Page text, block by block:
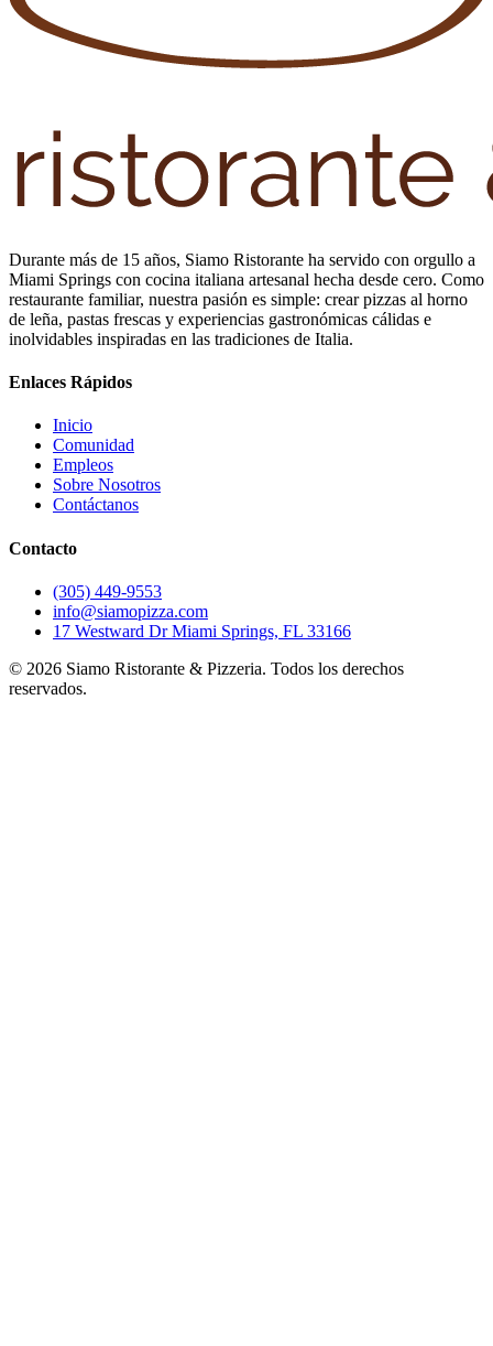
Durante más de 15 años, Siamo Ristorante ha servido con orgullo a
Miami Springs con cocina italiana artesanal hecha desde cero. Como
restaurante familiar, nuestra pasión es simple: crear pizzas al horno
de leña, pastas frescas y experiencias gastronómicas cálidas e
inolvidables inspiradas en las tradiciones de Italia.
Enlaces Rápidos
Inicio
Comunidad
Empleos
Sobre Nosotros
Contáctanos
Contacto
(305) 449-9553
info@siamopizza.com
17 Westward Dr Miami Springs, FL 33166
© 2026 Siamo Ristorante & Pizzeria. Todos los derechos
reservados.